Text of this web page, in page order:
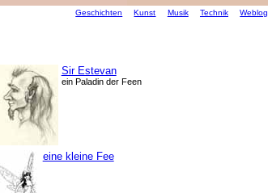
Geschichten Kunst Musik Technik Weblog
Sir Estevan
ein Paladin der Feen
eine kleine Fee